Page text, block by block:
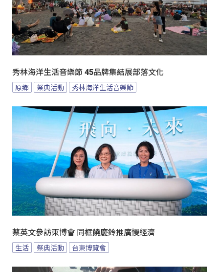
秀林海洋生活音樂節 45品牌集結展部落文化
原鄉 祭典活動 秀林海洋生活音樂節
蔡英文參訪東博會 同框饒慶鈴推廣慢經濟
生活 祭典活動 台東博覽會